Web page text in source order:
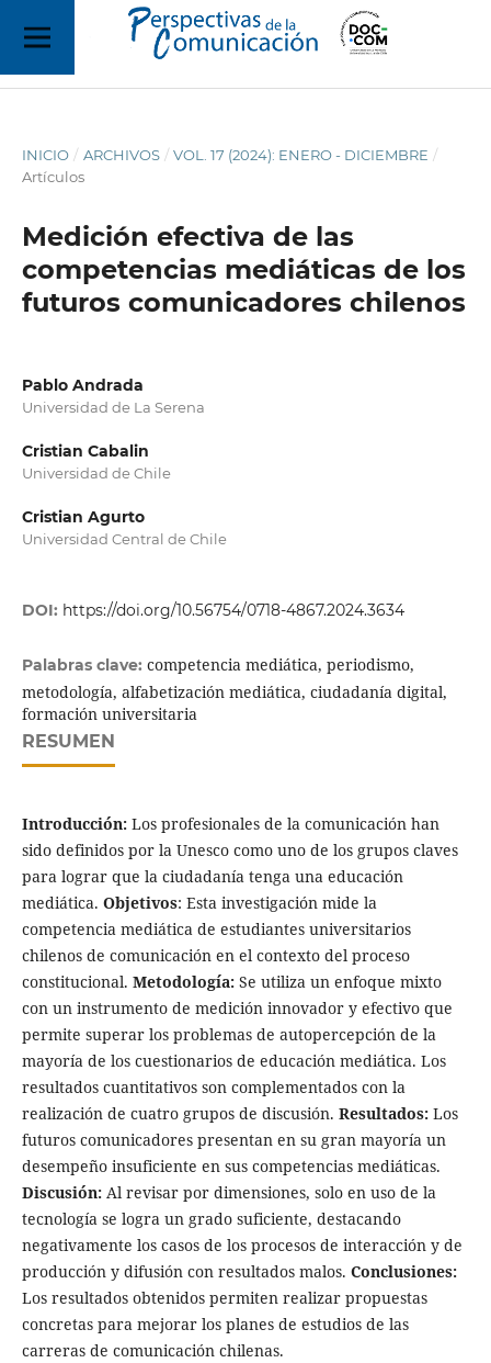
INICIO / ARCHIVOS / VOL. 17 (2024): ENERO - DICIEMBRE /
Artículos
Medición efectiva de las
competencias mediáticas de los
futuros comunicadores chilenos
Pablo Andrada
Universidad de La Serena
Cristian Cabalin
Universidad de Chile
Cristian Agurto
Universidad Central de Chile
DOI: https://doi.org/10.56754/0718-4867.2024.3634
Palabras clave: competencia mediática, periodismo,
metodología, alfabetización mediática, ciudadanía digital,
formación universitaria
RESUMEN
Introducción:Los profesionales de la comunicación han
sido definidos por la Unesco como uno de los grupos claves
para lograr que la ciudadanía tenga una educación
mediática. Objetivos: Esta investigación mide la
competencia mediática de estudiantes universitarios
chilenos de comunicación en el contexto del proceso
constitucional. Metodología: Se utiliza un enfoque mixto
con un instrumento de medición innovador y efectivo que
permite superar los problemas de autopercepción de la
mayoría de los cuestionarios de educación mediática. Los
resultados cuantitativos son complementados con la
realización de cuatro grupos de discusión. Resultados: Los
futuros comunicadores presentan en su gran mayoría un
desempeño insuficiente en sus competencias mediáticas.
Discusión: Al revisar por dimensiones, solo en uso de la
tecnología se logra un grado suficiente, destacando
negativamente los casos de los procesos de interacción y de
producción y difusión con resultados malos. Conclusiones:
Los resultados obtenidos permiten realizar propuestas
concretas para mejorar los planes de estudios de las
carreras de comunicación chilenas.